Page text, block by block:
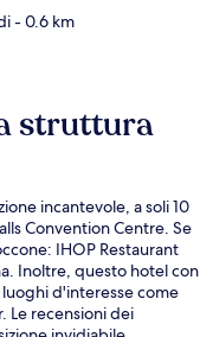
- 0.6 km
struttura
incantevole, a soli 10
Convention Centre. Se
IHOP Restaurant
Inoltre, questo hotel con
d'interesse come
Le recensioni dei